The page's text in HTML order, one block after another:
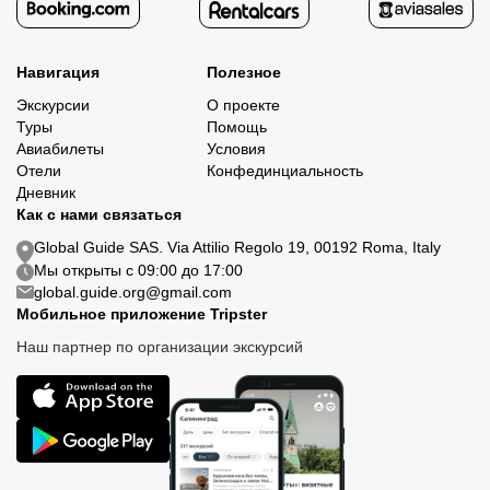
Навигация
Экскурсии
Туры
Авиабилеты
Отели
Дневник
Полезное
О проекте
Помощь
Условия
Конфединциальность
Как с нами связаться
Global Guide SAS. Via Attilio Regolo 19, 00192 Roma, Italy
Мы открыты с 09:00 до 17:00
global.guide.org@gmail.com
Мобильное приложение Tripster
Наш партнер по организации экскурсий